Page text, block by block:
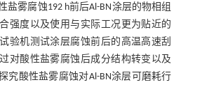
盐雾腐蚀192 h前后Al-BN涂层的物相组
强度以及使用与实际工况更为贴近的
验机测试涂层腐蚀前后的高温高速刮
对酸性盐雾腐蚀后成分结构转变以及
究酸性盐雾腐蚀对Al-BN涂层可磨耗行